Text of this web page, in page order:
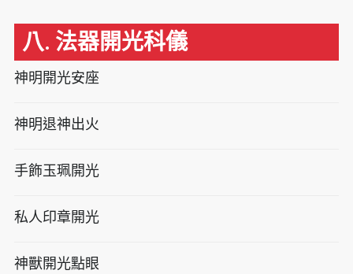
八. 法器開光科儀
神明開光安座
神明退神出火
手飾玉珮開光
私人印章開光
神獸開光點眼